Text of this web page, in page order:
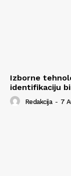
Izborne
identifikaciju
Redakcija - 7